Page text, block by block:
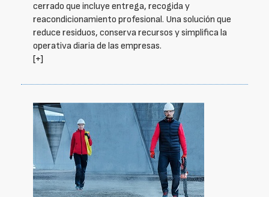
cerrado que incluye entrega, recogida y
reacondicionamiento profesional. Una solución que
reduce residuos, conserva recursos y simplifica la
operativa diaria de las empresas.
[+]